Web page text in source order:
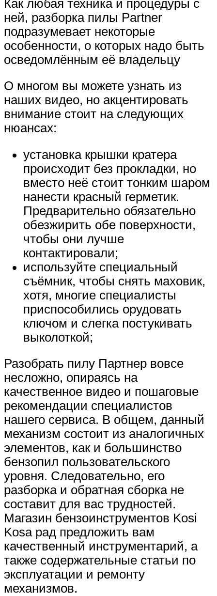
Как любая техника и процедуры с
ней, разборка пилы Partner
подразумевает некоторые
особенности, о которых надо быть
осведомлённым её владельцу
О многом вы можете узнать из
наших видео, но акцентировать
внимание стоит на следующих
нюансах:
установка крышки кратера
происходит без прокладки, но
вместо неё стоит тонким шаром
нанести красный герметик.
Предварительно обязательно
обезжирить обе поверхности,
чтобы они лучше
контактировали;
используйте специальный
съёмник, чтобы снять маховик,
хотя, многие специалисты
приспособились орудовать
ключом и слегка постукивать
выколоткой;
Разобрать пилу Партнер вовсе
несложно, опираясь на
качественное видео и пошаговые
рекомендации специалистов
нашего сервиса. В общем, данный
механизм состоит из аналогичных
элементов, как и большинство
бензопил пользовательского
уровня. Следовательно, его
разборка и обратная сборка не
составит для вас трудностей.
Магазин бензоинструментов Kosi
Kosa рад предложить вам
качественный инструментарий, а
также содержательные статьи по
эксплуатации и ремонту
механизмов.